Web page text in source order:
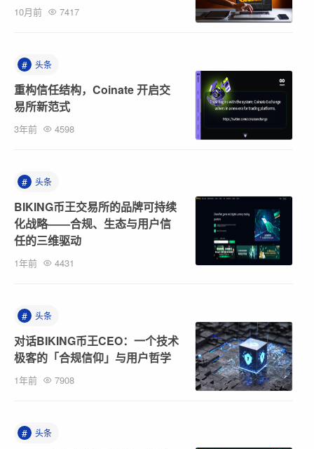
10月前 7417
# 头条
重构信任结构，Coinate 开启交
易所新范式
3年前 4598
# 头条
BIKING币王交易所的品牌可持续
化战略——合规、生态与用户信
任的三维驱动
1年前 4431
# 头条
对话BIKING币王CEO：一个技术
极客的「合规信仰」与用户哲学
1年前 7908
# 头条